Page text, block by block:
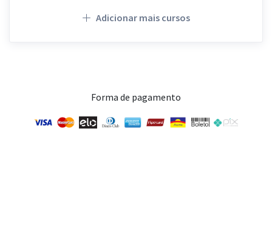
Adicionar mais cursos
Forma de pagamento